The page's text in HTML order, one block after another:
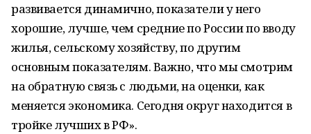
развивается динамично, показатели у него
хорошие, лучше, чем средние по России по вводу
жилья, сельскому хозяйству, по другим
основным показателям. Важно, что мы смотрим
на обратную связь с людьми, на оценки, как
меняется экономика. Сегодня округ находится в
тройке лучших в РФ».